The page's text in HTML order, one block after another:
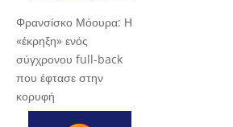
Φρανσίσκο Μόουρα: Η
«έκρηξη» ενός
σύγχρονου full-back
που έφτασε στην
κορυφή